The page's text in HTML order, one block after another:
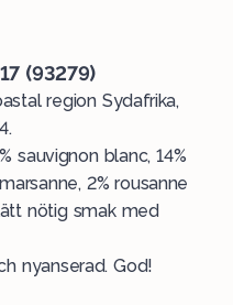
(93279)
region Sydafrika,
sauvignon blanc, 14%
2% rousanne
nötig smak med
nyanserad. God!